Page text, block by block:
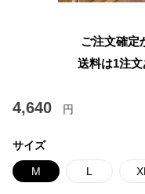
ご注文確定
送料は1注文
4,640 円
サイズ
M L XL